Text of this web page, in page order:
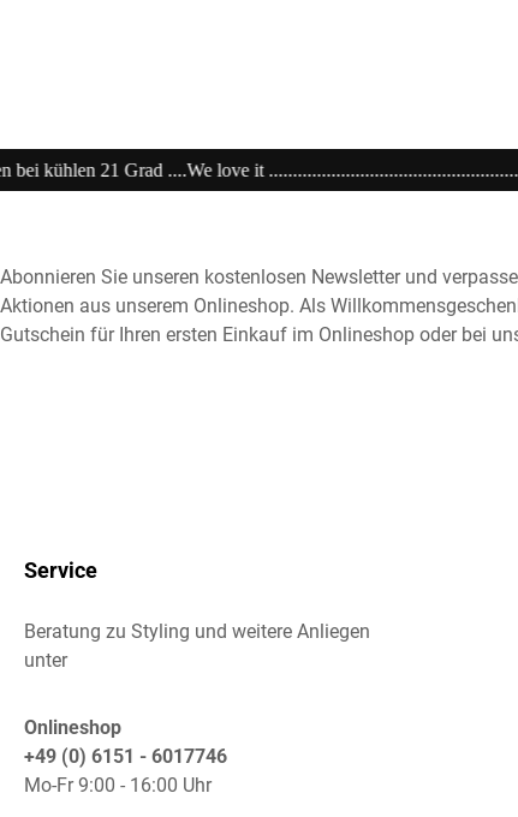
it ....................................................................20% extra
Abonnieren Sie unseren kostenlosen Newsletter und
Aktionen aus unserem Onlineshop. Als
Gutschein für Ihren ersten Einkauf im Onlineshop oder bei
Service
Beratung zu Styling und weitere Anliegen
unter
Onlineshop
+49 (0) 6151 - 6017746
Mo-Fr 9:00 - 16:00 Uhr